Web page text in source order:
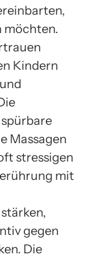
möchten.
Kindern
Massagen
stressigen
mit
gegen
Die